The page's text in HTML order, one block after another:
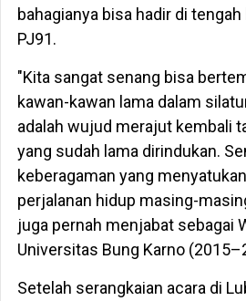
bahagianya bisa hadir di
PJ91.
"Kita sangat senang bisa
kawan-kawan lama dalam
adalah wujud merajut kembali
yang sudah lama dirindukan.
keberagaman yang
perjalanan hidup masing-
juga pernah menjabat sebagai
Universitas Bung Karno
Setelah serangkaian acara di